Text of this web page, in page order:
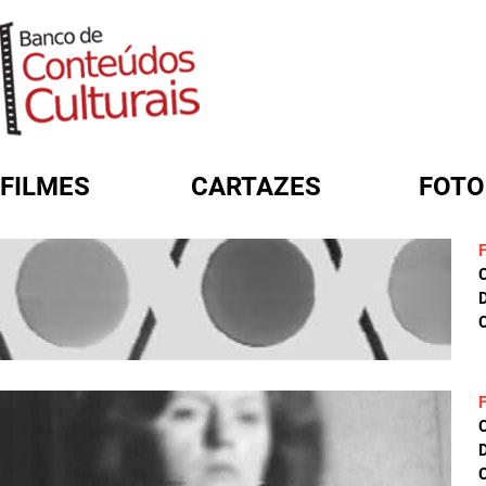
FILMES CARTAZES
FORMULÁRIO DE BUSCA